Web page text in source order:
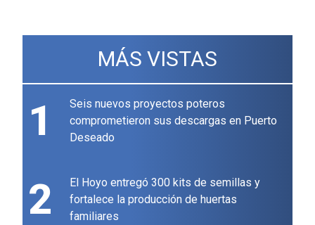
MÁS VISTAS
1
Seis nuevos proyectos poteros
comprometieron sus descargas en Puerto
Deseado
2
El Hoyo entregó 300 kits de semillas y
fortalece la producción de huertas
familiares